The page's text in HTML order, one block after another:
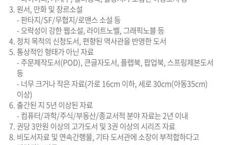
원서, 만화 및 장르소설
- 판타지/SF/무협지/로맨스 소설 등
- 오락성이 강한 웹소설, 라이트노벨, 그래픽노블 등
정치 목적의 신청도서, 편향된 역사관을 반영한 도서
통상적인 형태가 아닌 자료
- 주문제작도서(POD), 큰글자도서, 플랩북, 팝업북, 스프링제본도서
등
- 너무 크거나 작은 자료(가로 16cm 이하, 세로 30cm(아동35cm)
이상)
출간된 지 5년 이상된 자료
- 컴퓨터/과학/주식/부동산/종교서적 분야 자료는 2년 이내
권당 3만원 이상의 고가도서 및 3권 이상의 시리즈 자료
비도서자료 및 연속간행물, 기타 도서관에 소장이 부적합하다고